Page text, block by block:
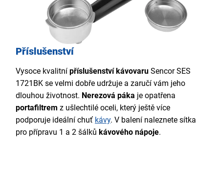
Příslušenství
Vysoce kvalitní příslušenství kávovaru Sencor SES
1721BK se velmi dobře udržuje a zaručí vám jeho
dlouhou životnost. Nerezová páka je opatřena
portafiltrem z ušlechtilé oceli, který ještě více
podporuje ideální chuť kávy. V balení naleznete sítka
pro přípravu 1 a 2 šálků kávového nápoje.